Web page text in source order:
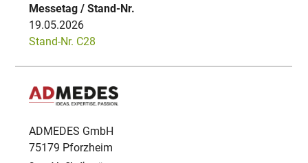
19.05.2026
Stand-Nr. C28
ADMEDES GmbH
75179 Pforzheim